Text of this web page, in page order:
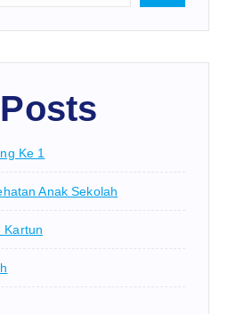
Ke 1
Anak Sekolah
Kartun